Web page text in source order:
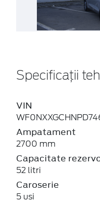
Specificații
VIN
Ampatament
2700 mm
Capacitate
52 litri
Caroserie
5 usi